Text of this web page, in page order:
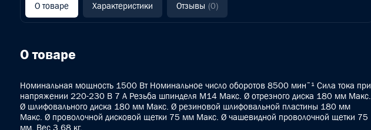
О товаре Характеристики Отзывы (0)
О товаре
Номинальная мощность 1500 Вт Номинальное число оборотов 8500 минˉ¹ Сила тока при
напряжении 220-230 В 7 A Резьба шпинделя M14 Макс. Ø отрезного диска 180 мм Макс.
Ø шлифовального диска 180 мм Макс. Ø резиновой шлифовальной пластины 180 мм
Макс. Ø проволочной дисковой щетки 75 мм Макс. Ø чашевидной проволочной щетки 75
мм. Вес 3,68 кг.